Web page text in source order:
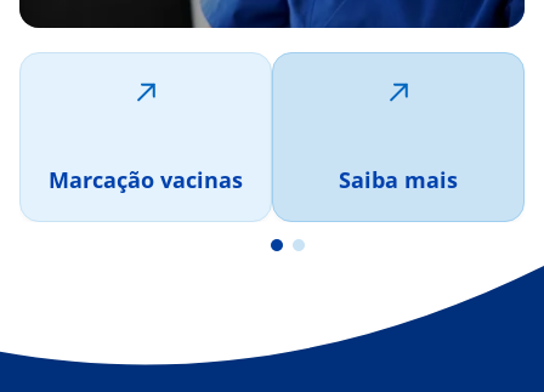
Marcação vacinas Saiba mais